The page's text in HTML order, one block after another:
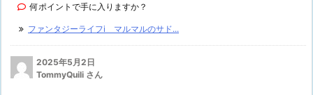
何ポイントで手に入りますか？
ファンタジーライフi マルマルのサド...
2025年5月2日
TommyQuili さん